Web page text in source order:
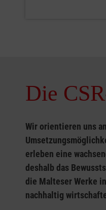
Die
Wir orientieren uns
erleben eine
deshalb das
die Malteser Werke
nachhaltig